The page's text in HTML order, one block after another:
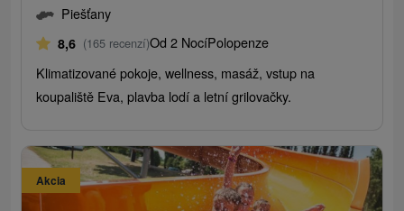
Piešťany
8,6 (165 recenzí)Od 2 NocíPolopenze
Klimatizované pokoje, wellness, masáž, vstup na
koupaliště Eva, plavba lodí a letní grilovačky.
Akcia